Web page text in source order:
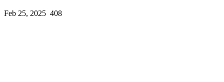
Feb 25, 2025 408